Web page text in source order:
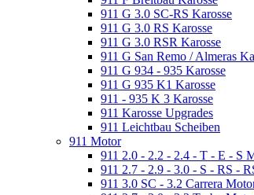
911 G 3.0 SC-RS Karosse
911 G 3.0 RS Karosse
911 G 3.0 RSR Karosse
911 G San Remo / Almeras
911 G 934 - 935 Karosse
911 G 935 K1 Karosse
911 - 935 K 3 Karosse
911 Karosse Upgrades
911 Leichtbau Scheiben
911 Motor
911 2.0 - 2.2 - 2.4 - T - E - S
911 2.7 - 2.9 - 3.0 - S - RS -
911 3.0 SC - 3.2 Carrera